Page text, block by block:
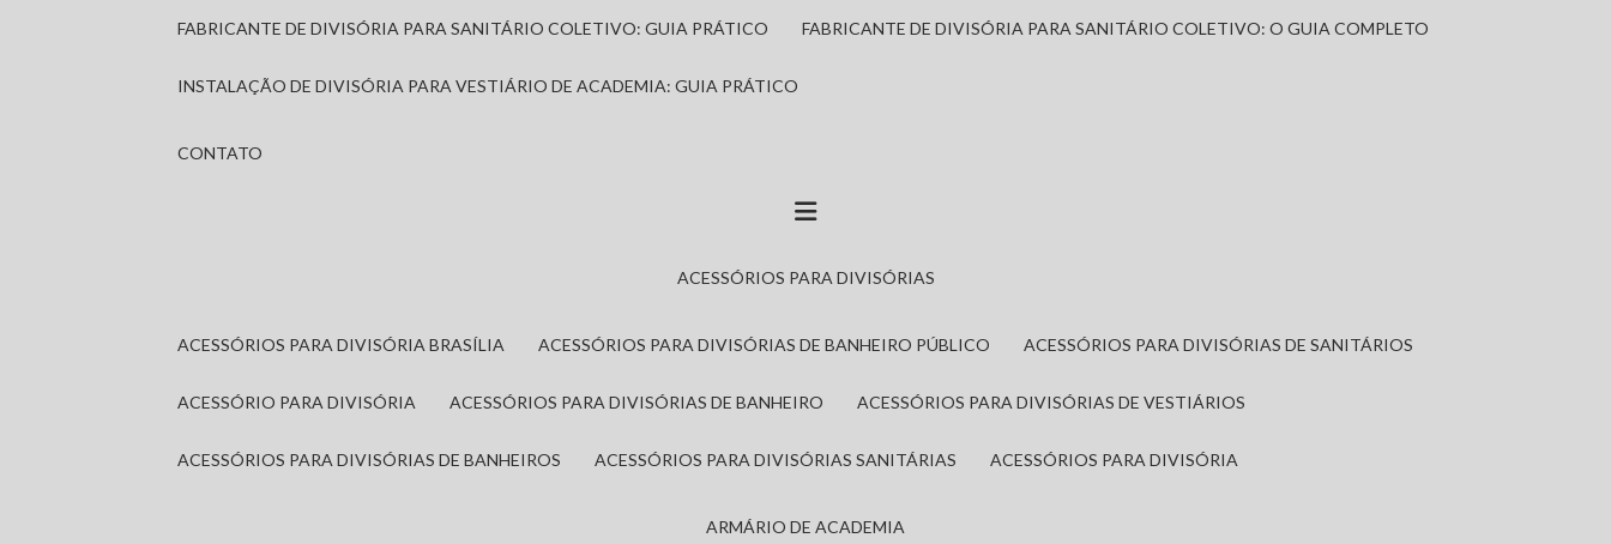
FABRICANTE DE DIVISÓRIA PARA SANITÁRIO COLETIVO: GUIA PRÁTICO FABRICANTE DE DIVISÓRIA PARA SANITÁRIO COLETIVO: O GUIA COMPLETO
INSTALAÇÃO DE DIVISÓRIA PARA VESTIÁRIO DE ACADEMIA: GUIA PRÁTICO
CONTATO
ACESSÓRIOS PARA DIVISÓRIAS
ACESSÓRIOS PARA DIVISÓRIA BRASÍLIA ACESSÓRIOS PARA DIVISÓRIAS DE BANHEIRO PÚBLICO ACESSÓRIOS PARA DIVISÓRIAS DE SANITÁRIOS
ACESSÓRIO PARA DIVISÓRIA ACESSÓRIOS PARA DIVISÓRIAS DE BANHEIRO ACESSÓRIOS PARA DIVISÓRIAS DE VESTIÁRIOS
ACESSÓRIOS PARA DIVISÓRIAS DE BANHEIROS ACESSÓRIOS PARA DIVISÓRIAS SANITÁRIAS ACESSÓRIOS PARA DIVISÓRIA
ARMÁRIO DE ACADEMIA